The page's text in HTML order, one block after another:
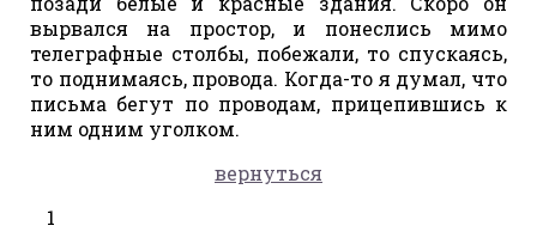
вырвался на простор, и понеслись мимо
телеграфные столбы, побежали, то спускаясь,
то поднимаясь, провода. Когда-то я думал, что
письма бегут по проводам, прицепившись к
ним одним уголком.
вернуться
1